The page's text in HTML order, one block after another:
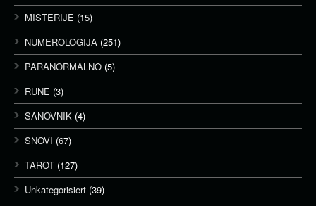
MISTERIJE (15)
NUMEROLOGIJA (251)
PARANORMALNO (5)
RUNE (3)
SANOVNIK (4)
SNOVI (67)
TAROT (127)
Unkategorisiert (39)